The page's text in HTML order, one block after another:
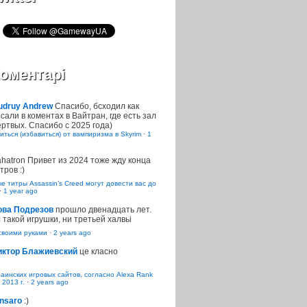
Andrew Спасибо, бсходил как
в коментах в Вайтран, где есть зал
Спасибо с 2025 года)
(избавиться) от вампиризма в Skyrim · 1
Привет из 2024 тоже жду конца
:)
титры Assassin’s Creed могут довести вас до
· 1 year ago
Подрезов прошло двенадцать лет.
такой игрушки, ни третьей халвьі
руками · 2 years ago
Блажиевский це класно
игровых сайтов, согласно Alexa Rank
г. · 2 years ago
:)